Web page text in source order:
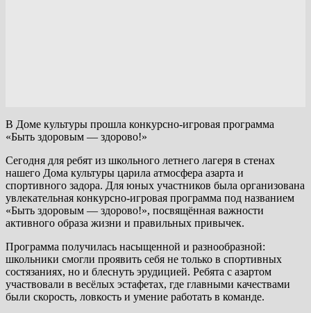
В Доме культуры прошла конкурсно-игровая программа
«Быть здоровым — здорово!»
Сегодня для ребят из школьного летнего лагеря в стенах
нашего Дома культуры царила атмосфера азарта и
спортивного задора. Для юных участников была организована
увлекательная конкурсно-игровая программа под названием
«Быть здоровым — здорово!», посвящённая важности
активного образа жизни и правильных привычек.
Программа получилась насыщенной и разнообразной:
школьники смогли проявить себя не только в спортивных
состязаниях, но и блеснуть эрудицией. Ребята с азартом
участвовали в весёлых эстафетах, где главными качествами
были скорость, ловкость и умение работать в команде.